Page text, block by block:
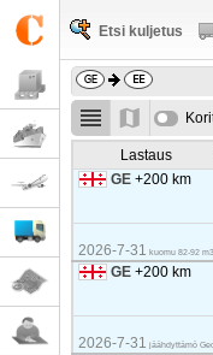
Etsi kuljetus
Lastaus
GE+200 km
2026-7-31 kuomu 82-92
GE+200 km
2026-7-31 jäähdyttämö